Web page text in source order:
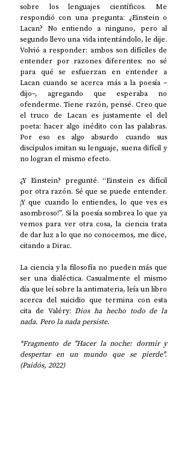
sobre los lenguajes científicos. Me
respondió con una pregunta: ¿Einstein o
Lacan? No entiendo a ninguno, pero al
segundo llevo una vida intentándolo, le dije.
Volvió a responder: ambos son difíciles de
entender por razones diferentes: no sé
para qué se esfuerzan en entender a
Lacan cuando se acerca más a la poesía –
dijo–, agregando que esperaba no
ofenderme. Tiene razón, pensé. Creo que
el truco de Lacan es justamente el del
poeta: hacer algo inédito con las palabras.
Por eso es algo absurdo cuando sus
discípulos imitan su lenguaje, suena difícil y
no logran el mismo efecto.
¿Y Einstein? pregunté. “Einstein es difícil
por otra razón. Sé que se puede entender.
¡Y que cuando lo entiendes, lo que ves es
asombroso!”. Si la poesía sombrea lo que ya
vemos para ver otra cosa, la ciencia trata
de dar luz a lo que no conocemos, me dice,
citando a Dirac.
La ciencia y la filosofía no pueden más que
ser una dialéctica. Casualmente el mismo
día que leí sobre la antimateria, leía un libro
acerca del suicidio que termina con esta
cita de Valéry: Dios ha hecho todo de la
nada. Pero la nada persiste.
*Fragmento de "Hacer la noche: dormir y
despertar en un mundo que se pierde".
(Paidós, 2022)